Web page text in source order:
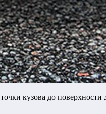
кузова до